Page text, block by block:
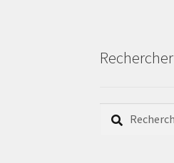
Rechercher
Rechercher :